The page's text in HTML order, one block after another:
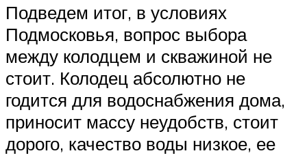
Подведем итог, в условиях
Подмосковья, вопрос выбора
между колодцем и скважиной не
стоит. Колодец абсолютно не
годится для водоснабжения дома,
приносит массу неудобств, стоит
дорого, качество воды низкое, ее